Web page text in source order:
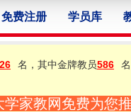
免费注册 学员库
名，其中金牌教员586
学家教网免费为您